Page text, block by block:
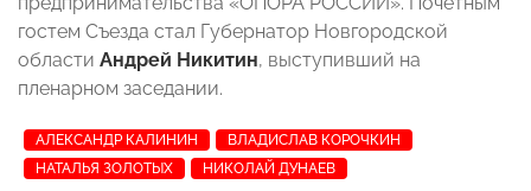
гостем Съезда стал Губернатор Новгородской
области Андрей Никитин, выступивший на
пленарном заседании.
АЛЕКСАНДР КАЛИНИН
ВЛАДИСЛАВ КОРОЧКИН
НАТАЛЬЯ ЗОЛОТЫХ
НИКОЛАЙ ДУНАЕВ